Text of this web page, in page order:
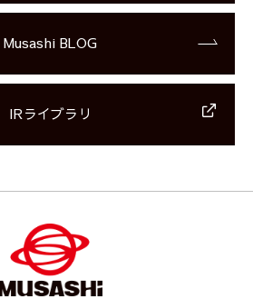
Musashi BLOG
IRライブラリ